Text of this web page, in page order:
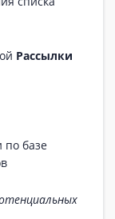
Рассылки